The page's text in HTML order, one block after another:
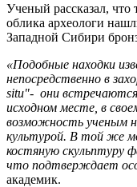
Ученый рассказал, что
облика археологи
Западной Сибири
«Подобные находки
непосредственно в
situ"- они встречаются
исходном месте, в
возможность ученым
культурой. В той же
костяную скульптуру
что подтверждает
академик.